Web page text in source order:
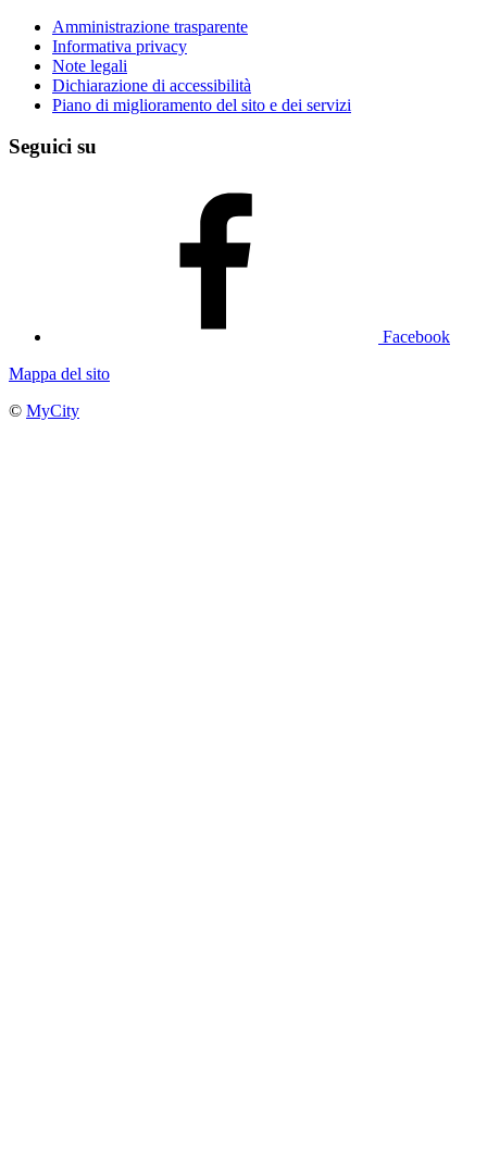
Amministrazione trasparente
Informativa privacy
Note legali
Dichiarazione di accessibilità
Piano di miglioramento del sito e dei servizi
Seguici su
Facebook
Mappa del sito
© MyCity